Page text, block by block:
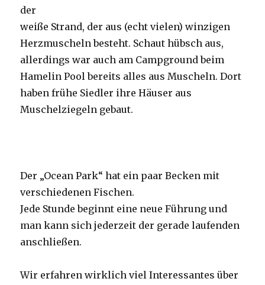
der
weiße Strand, der aus (echt vielen) winzigen
Herzmuscheln besteht. Schaut hübsch aus,
allerdings war auch am Campground beim
Hamelin Pool bereits alles aus Muscheln. Dort
haben frühe Siedler ihre Häuser aus
Muschelziegeln gebaut.
Der „Ocean Park“ hat ein paar Becken mit
verschiedenen Fischen.
Jede Stunde beginnt eine neue Führung und
man kann sich jederzeit der gerade laufenden
anschließen.
Wir erfahren wirklich viel Interessantes über